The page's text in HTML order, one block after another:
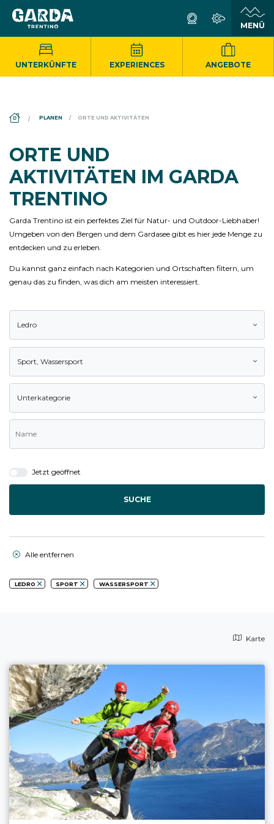
UNTERKÜNFTE EXPERIENCES ANGEBOTE
DS_BREADCRUMB.HOME
PLANEN ORTE UND AKTIVITÄTEN
ORTE UND
AKTIVITÄTEN IM GARDA
TRENTINO
Garda Trentino ist ein perfektes Ziel für Natur- und Outdoor-Liebhaber!
Umgeben von den Bergen und dem Gardasee gibt es hier jede Menge zu
entdecken und zu erleben.
Du kannst ganz einfach nach Kategorien und Ortschaften filtern, um
genau das zu finden, was dich am meisten interessiert.
Ledro
Sport Wassersport
Unterkategorie
Jetzt geöffnet
SUCHE
Alle entfernen
LEDRO SPORT WASSERSPORT
Karte